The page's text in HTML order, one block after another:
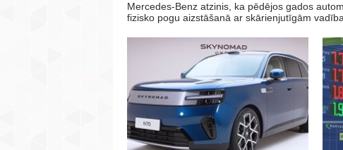
Mercedes-Benz atzinis, ka pēdējos gados
fizisko pogu aizstāšanā ar skārienjutīgām